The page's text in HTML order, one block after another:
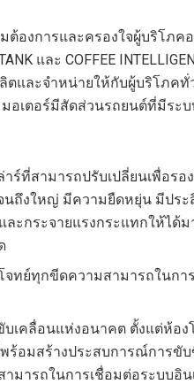
ต้องการและครองใจผู้บริโภค
และ COFFEE
ตและจำหน่ายให้กับผู้บริโภค
มอเตอร์มีสัดส่วนรถยนต์ที่มีระ
ร์ที่สามารถปรับเปลี่ยนเพื่อร
นถึงใหญ่ มีความยืดหยุ่น มีปร
ะกระจายแรงกระแทกให้ได้ม
ทย์ทุกขีดความสามารถในกา
บเคลื่อนแห่งอนาคต ตั้งแต่ห้อ
อมสร้างประสบการณ์การขั
มารถในการเชื่อมต่อระบบอิน